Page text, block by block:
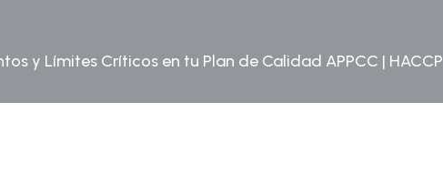
y Límites Críticos en tu Plan de Calidad APPCC | HACCP